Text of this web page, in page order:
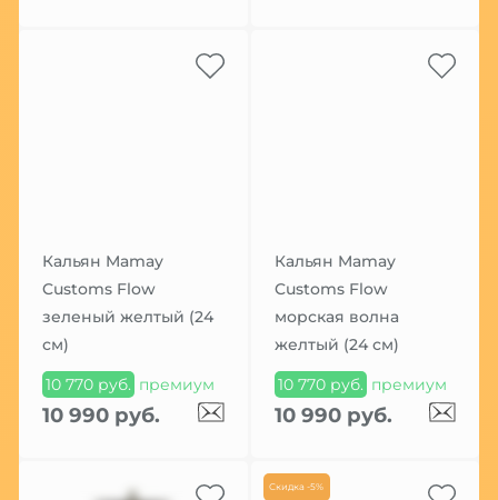
Кальян Mamay
Customs Flow
зеленый желтый (24
см)
10 770 руб. премиум
10 990 руб.
Кальян Mamay
Customs Flow
морская волна
желтый (24 см)
10 770 руб. премиум
10 990 руб.
Скидка -5%